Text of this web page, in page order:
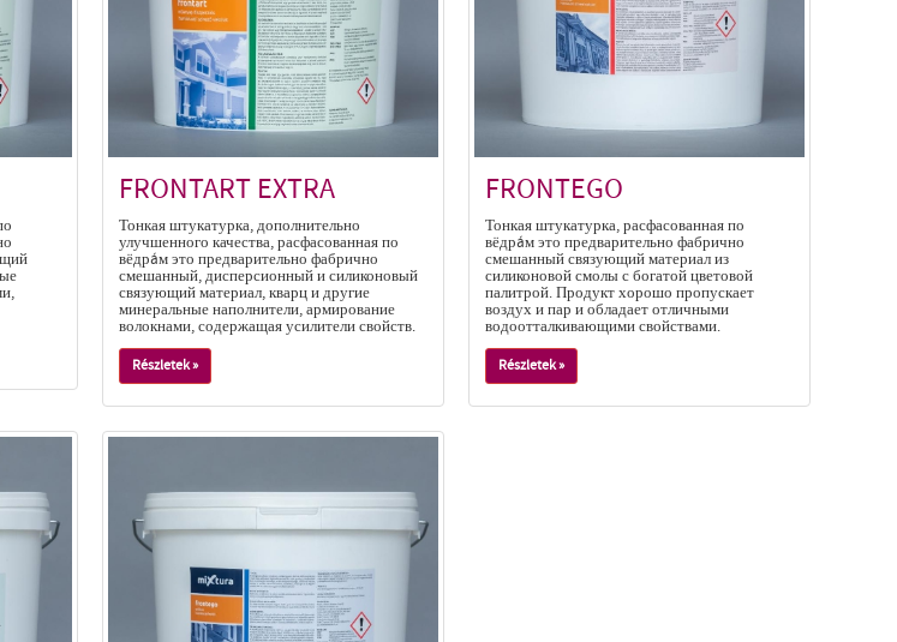
FRONTART EXTRA
Тонкая штукатурка, дополнительно
улучшенного качества, расфасованная по
вёдрáм это предварительно фабрично
смешанный, дисперсионный и силиконовый
связующий материал, кварц и другие
минеральные наполнители, армирование
волокнами, содержащая усилители свойств.
Részletek »
FRONTEGO
Тонкая штукатурка, расфасованная по
вёдрáм это предварительно фабрично
смешанный связующий материал из
силиконовой смолы с богатой цветовой
палитрой. Продукт хорошо пропускает
воздух и пар и обладает отличными
водоотталкивающими свойствами.
Részletek »